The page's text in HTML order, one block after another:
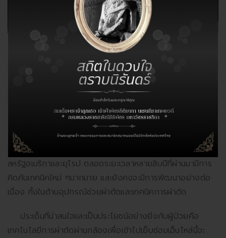
การรักษาเบื้องต้นอาจบรรเทาอาการปวดด้วยการรับประทาน
ยาหรือทำกายภาพบำบัด อย่างไรก็ตามการรักษาด้วยวิธีดัง
กล่าวไม่สามารถทำให้เส้นเอ็นที่ฉีกขาดกลับมาเชื่อมต่อกันได้ เป็น
เพียงแต่บรรเทาอาการปวดชั่วคราวเท่านั้น
ในปัจจุบันการรักษาที่ได้ผลดีและเป็นที่ยอมรับกันทั่วโลกคือ
การผ่าตัดผ่านกล้องเพื่อเย็บซ่อมเส้นเอ็น นวัตกรรมการผ่าตัด
ผ่านกล้องวีดีโอขนาดเล็กถูกพัฒนาขึ้นมาจากประเทศญี่ปุ่น
สหรัฐอเมริกาและยุโรป ตลอดระยะเวลาหลายสิบปีที่ผ่านมามีการ
คิดค้นเทคนิคใหม่ ๆมากมาย และยังคงจะมีการพัฒนาอย่างต่อ
เนื่อง ทั้งในด้านอุปกรณ์ช่วยผ่าตัดและเทคนิคการผ่าตัด
ประเด็นที่น่าสนใจและเป็นประโยชน์อย่างยิ่งกับผู้ป่วยคือ
เทคโนโลยีการผ่าตัดผ่านกล้องเพื่อเข้าไปเย็บซ่อมเอ็นไหล่นี้จะ